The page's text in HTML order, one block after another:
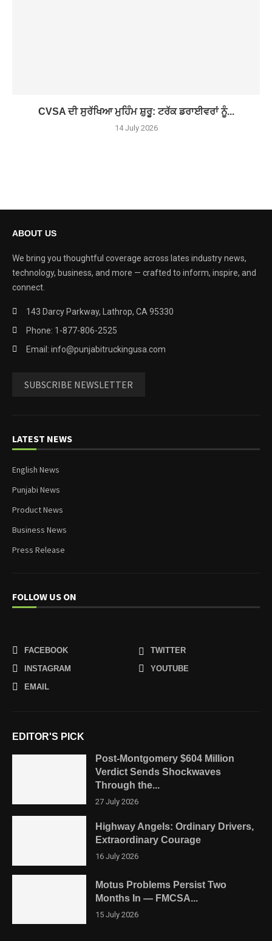
CVSA ਦੀ ਸੁਰੱਖਿਆ ਮੁਹਿੰਮ ਸ਼ੁਰੂ: ਟਰੱਕ ਡਰਾਈਵਰਾਂ ਨੂੰ...
14 July 2026
ABOUT US
We bring you thoughtful coverage across lates industry news,
technology, business, and more — crafted to inform, inspire, and
connect.
143 Darcy Parkway, Lathrop, CA 95330
Phone: 1-877-806-2525
Email: info@punjabitruckingusa.com
SUBSCRIBE NEWSLETTER
LATEST NEWS
English News
Punjabi News
Product News
Business News
Press Release
FOLLOW US ON
FACEBOOK
TWITTER
INSTAGRAM
YOUTUBE
EMAIL
EDITOR'S PICK
Post-Montgomery $604 Million
Verdict Sends Shockwaves
Through the...
27 July 2026
Highway Angels: Ordinary Drivers,
Extraordinary Courage
16 July 2026
Motus Problems Persist Two
Months In — FMCSA...
15 July 2026